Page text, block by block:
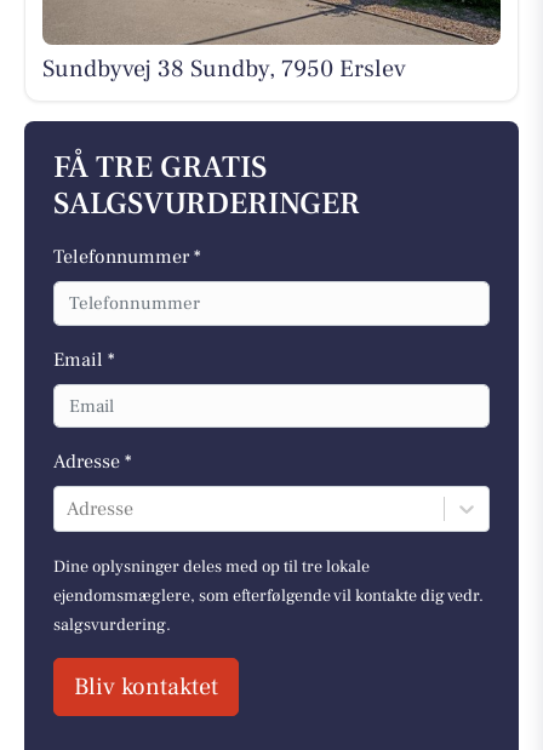
Sundbyvej 38 Sundby, 7950 Erslev
FÅ TRE GRATIS
SALGSVURDERINGER
Telefonnummer *
Email *
Adresse *
Adresse
Dine oplysninger deles med op til tre lokale
ejendomsmæglere, som efterfølgende vil kontakte dig vedr.
salgsvurdering.
Bliv kontaktet